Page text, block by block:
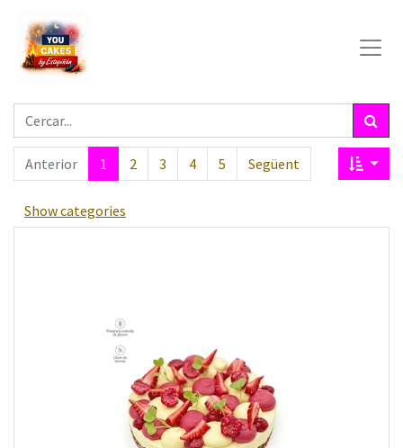
Anterior 1 2 3 4 5 Següent
Show categories